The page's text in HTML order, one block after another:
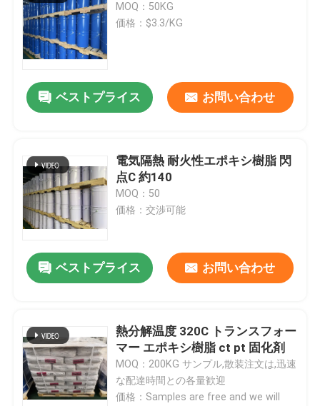
MOQ：50KG
価格：$3.3/KG
ベストプライス お問い合わせ
電気隔熱 耐火性エポキシ樹脂 閃
点C 約140
MOQ：50
価格：交渉可能
ベストプライス お問い合わせ
熱分解温度 320C トランスフォー
マー エポキシ樹脂 ct pt 固化剤
MOQ：200KG サンプル,散装注文は,迅速
な配達時間との各量歓迎
価格：Samples are free and we will